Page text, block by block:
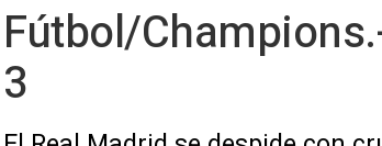
Fútbol/
3